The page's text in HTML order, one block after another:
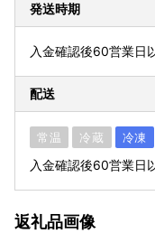
発送時期
入金確認後60営業日
配送
常温 冷蔵 冷凍
入金確認後60営業日
返礼品画像